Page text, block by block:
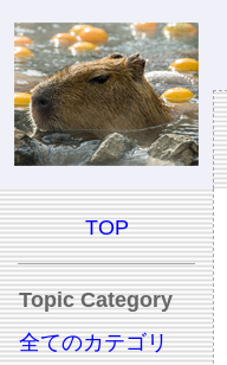
TOP
Topic Category
全てのカテゴリ